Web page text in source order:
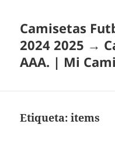
Camisetas
2024 2025 →
AAA. | Mi
Etiqueta:items